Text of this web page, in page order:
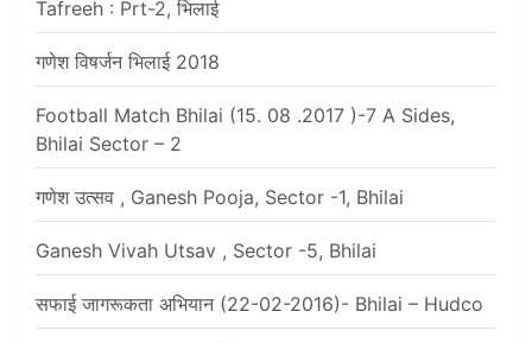
Tafreeh : Prt-2, भिलाई
गणेश विषर्जन भिलाई 2018
Football Match Bhilai (15. 08 .2017 )-7 A Sides,
Bhilai Sector – 2
गणेश उत्सव , Ganesh Pooja, Sector -1, Bhilai
Ganesh Vivah Utsav , Sector -5, Bhilai
सफाई जागरूकता अभियान (22-02-2016)- Bhilai – Hudco